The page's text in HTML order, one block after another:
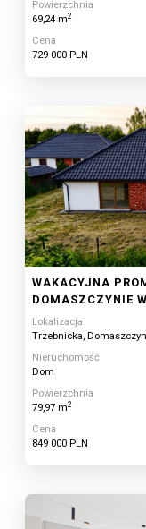
Powierzchnia
69,24 m2
Cena
729 000 PLN
WAKACYJNA
DOMASZCZYNIE
Lokalizacja
Trzebnicka,
Nieruchomość
Dom
Powierzchnia
79,97 m2
Cena
849 000 PLN